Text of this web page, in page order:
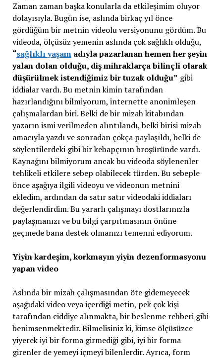
Zaman zaman başka konularla da etkileşimim oluyor
dolayısıyla. Bugün ise, aslında birkaç yıl önce
gördüğüm bir metnin videolu versiyonunu gördüm. Bu
videoda, ölçüsüz yemenin aslında çok sağlıklı olduğu,
“sağlıklı yaşamadıyla pazarlanan hemen her şeyin
yalan dolan olduğu, diş mihraklarça bilinçli olarak
düşürülmek istendiğimiz bir tuzak olduğu” gibi
iddialar vardı. Bu metnin kimin tarafından
hazırlandığını bilmiyorum, internette anonimleşen
çalışmalardan biri. Belki de bir mizah kitabından
yazarın ismi verilmeden alıntılandı, belki birisi mizah
amacıyla yazdı ve sonradan çokça paylaşıldı, belki de
söylentilerdeki gibi bir kebapçının broşüründe vardı.
Kaynağını bilmiyorum ancak bu videoda söylenenler
tehlikeli etkilere sebep olabilecek türden. Bu sebeple
önce aşağıya ilgili videoyu ve videonun metnini
ekledim, ardından da satır satır videodaki iddiaları
değerlendirdim. Bu yararlı çalışmayı dostlarınızla
paylaşmanızı ve bu bilgi çarpıtmasının önüne
geçmede bana destek olmanızı temenni ediyorum.
Yiyin kardeşim, korkmayın yiyin dezenformasyonu
yapan video
Aslında bir mizah çalışmasından öte gidemeyecek
aşağıdaki video veya içerdiği metin, pek çok kişi
tarafından ciddiye alınmakta, bir beslenme rehberi gibi
benimsenmektedir. Bilmelisiniz ki, kimse ölçüsüzce
yiyerek iyi bir forma girmediği gibi, iyi bir forma
girenler de yemeyi içmeyi bilenlerdir. Ayrıca, form